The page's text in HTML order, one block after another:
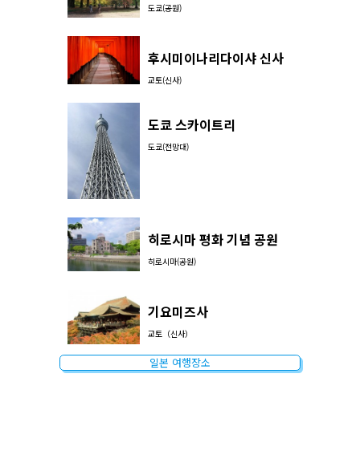
도쿄(공원)
후시미이나리다이샤 신사
교토(신사)
도쿄 스카이트리
도쿄(전망대)
히로시마 평화 기념 공원
히로시마(공원)
기요미즈사
교토（신사）
일본 여행장소